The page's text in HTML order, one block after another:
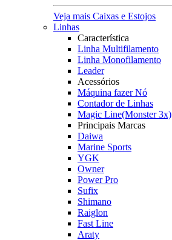
Veja mais Caixas e Estojos
Linhas
Característica
Linha Multifilamento
Linha Monofilamento
Leader
Acessórios
Máquina fazer Nó
Contador de Linhas
Magic Line(Monster 3x)
Principais Marcas
Daiwa
Marine Sports
YGK
Owner
Power Pro
Sufix
Shimano
Raiglon
Fast Line
Araty